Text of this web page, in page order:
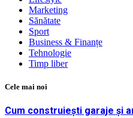
Marketing
Sănătate
Sport
Business & Finanțe
Tehnologie
Timp liber
Cele mai noi
Cum construiești garaje și